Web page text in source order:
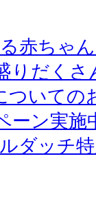
る赤ちゃ
りだくさ
ついての
ーン実施
ルダッチ